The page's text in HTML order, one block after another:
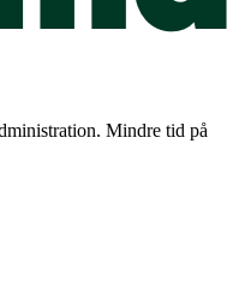
Mindre tid på